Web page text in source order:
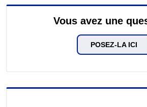
Vous avez une
POSEZ-LA ICI